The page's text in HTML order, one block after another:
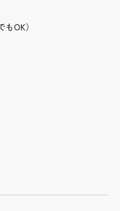
それでもOK）